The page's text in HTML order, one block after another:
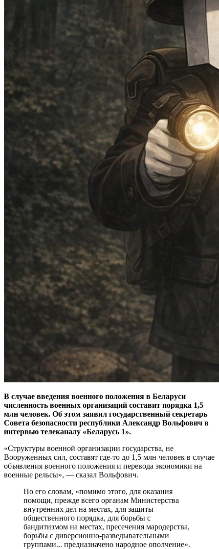
В случае введения военного положения в Беларуси
численность военных организаций составит порядка 1,5
млн человек. Об этом заявил государственный секретарь
Совета безопасности республики Александр Вольфович в
интервью телеканалу «Беларусь 1».
«Структуры военной организации государства, не
Вооруженных сил, составят где-то до 1,5 млн человек в случае
объявления военного положения и перевода экономики на
военные рельсы», — сказал Вольфович.
По его словам, «помимо этого, для оказания
помощи, прежде всего органам Министерства
внутренних дел на местах, для защиты
общественного порядка, для борьбы с
бандитизмом на местах, пресечения мародерства,
борьбы с диверсионно-разведывательными
группами... предназначено народное ополчение».